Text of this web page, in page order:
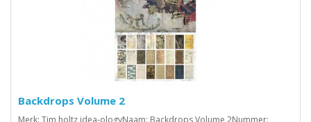
Backdrops Volume 2